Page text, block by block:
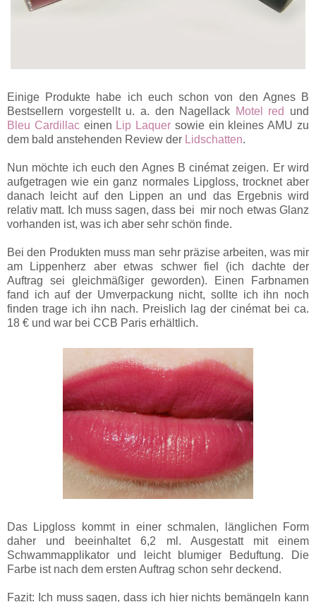
Einige Produkte habe ich euch schon von den Agnes B
Bestsellern vorgestellt u. a. den Nagellack Motel red und
Bleu Cardillaceinen Lip Laquer sowie ein kleines AMU zu
dem bald anstehenden Review der Lidschatten.
Nun möchte ich euch den Agnes B cinémat zeigen. Er wird
aufgetragen wie ein ganz normales Lipgloss, trocknet aber
danach leicht auf den Lippen an und das Ergebnis wird
relativ matt. Ich muss sagen, dass bei mir noch etwas Glanz
vorhanden ist, was ich aber sehr schön finde.
Bei den Produkten muss man sehr präzise arbeiten, was mir
am Lippenherz aber etwas schwer fiel (ich dachte der
Auftrag sei gleichmäßiger geworden). Einen Farbnamen
fand ich auf der Umverpackung nicht, sollte ich ihn noch
finden trage ich ihn nach. Preislich lag der cinémat bei ca.
18 € und war bei CCB Paris erhältlich.
Das Lipgloss kommt in einer schmalen, länglichen Form
daher und beeinhaltet 6,2 ml. Ausgestatt mit einem
Schwammapplikator und leicht blumiger Beduftung. Die
Farbe ist nach dem ersten Auftrag schon sehr deckend.
Fazit: Ich muss sagen, dass ich hier nichts bemängeln kann